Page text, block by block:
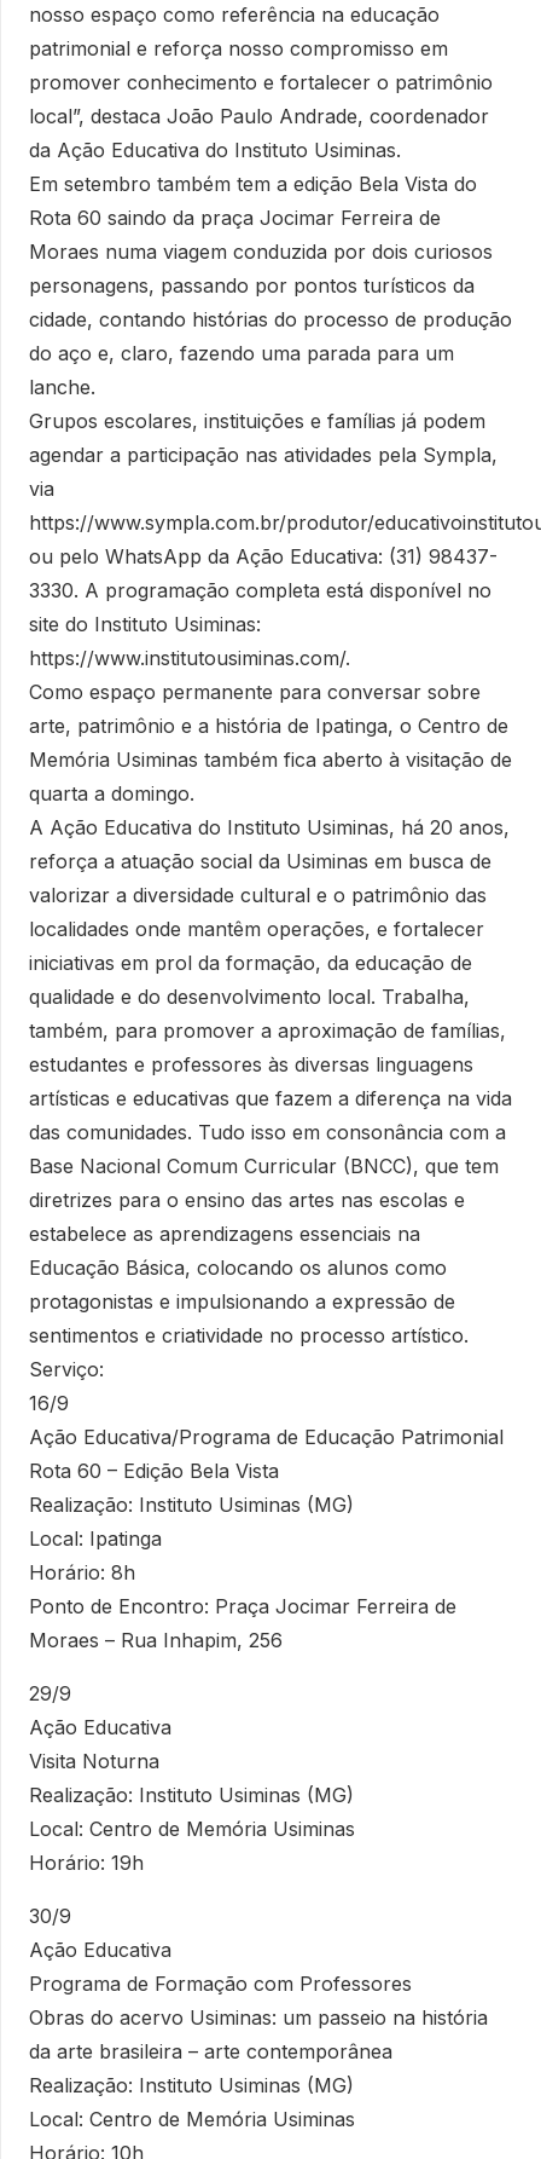
nosso espaço como referência na educação
patrimonial e reforça nosso compromisso em
promover conhecimento e fortalecer o patrimônio
local”, destaca João Paulo Andrade, coordenador
da Ação Educativa do Instituto Usiminas.
Em setembro também tem a edição Bela Vista do
Rota 60 saindo da praça Jocimar Ferreira de
Moraes numa viagem conduzida por dois curiosos
personagens, passando por pontos turísticos da
cidade, contando histórias do processo de produção
do aço e, claro, fazendo uma parada para um
lanche.
Grupos escolares, instituições e famílias já podem
agendar a participação nas atividades pela Sympla,
via
https://www.sympla.com.br/produtor/
ou pelo WhatsApp da Ação Educativa: (31) 98437-
3330. A programação completa está disponível no
site do Instituto Usiminas:
https://www.institutousiminas.com/.
Como espaço permanente para conversar sobre
arte, patrimônio e a história de Ipatinga, o Centro de
Memória Usiminas também fica aberto à visitação de
quarta a domingo.
A Ação Educativa do Instituto Usiminas, há 20 anos,
reforça a atuação social da Usiminas em busca de
valorizar a diversidade cultural e o patrimônio das
localidades onde mantêm operações, e fortalecer
iniciativas em prol da formação, da educação de
qualidade e do desenvolvimento local. Trabalha,
também, para promover a aproximação de famílias,
estudantes e professores às diversas linguagens
artísticas e educativas que fazem a diferença na vida
das comunidades. Tudo isso em consonância com a
Base Nacional Comum Curricular (BNCC), que tem
diretrizes para o ensino das artes nas escolas e
estabelece as aprendizagens essenciais na
Educação Básica, colocando os alunos como
protagonistas e impulsionando a expressão de
sentimentos e criatividade no processo artístico.
Serviço:
16/9
Ação Educativa/Programa de Educação Patrimonial
Rota 60 – Edição Bela Vista
Realização: Instituto Usiminas (MG)
Local: Ipatinga
Horário: 8h
Ponto de Encontro: Praça Jocimar Ferreira de
Moraes – Rua Inhapim, 256
29/9
Ação Educativa
Visita Noturna
Realização: Instituto Usiminas (MG)
Local: Centro de Memória Usiminas
Horário: 19h
30/9
Ação Educativa
Programa de Formação com Professores
Obras do acervo Usiminas: um passeio na história
da arte brasileira – arte contemporânea
Realização: Instituto Usiminas (MG)
Local: Centro de Memória Usiminas
Horário: 10h